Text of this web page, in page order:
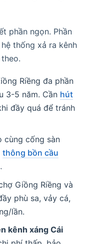
phần ngọn. Phần
thống xả ra kênh
Riềng đa phần
3-5 năm. Cần hút
đầy quá để tránh
cùng cống sàn
thông bồn cầu
Giồng Riềng và
phù sa, vảy cá,
lần.
kênh xáng Cái